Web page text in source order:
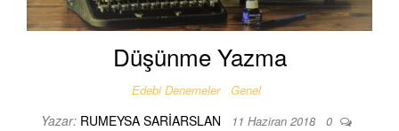
Düşünme Yazma
Edebi Denemeler Genel
Yazar: RUMEYSA SARIARSLAN 11 Haziran 2018 0